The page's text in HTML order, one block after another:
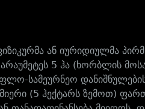
ან იურიდიულმა
5 ჰა (ხორბლის
სამეურნეო დანიშნულების
(5 ჰექტარს ზემოთ)